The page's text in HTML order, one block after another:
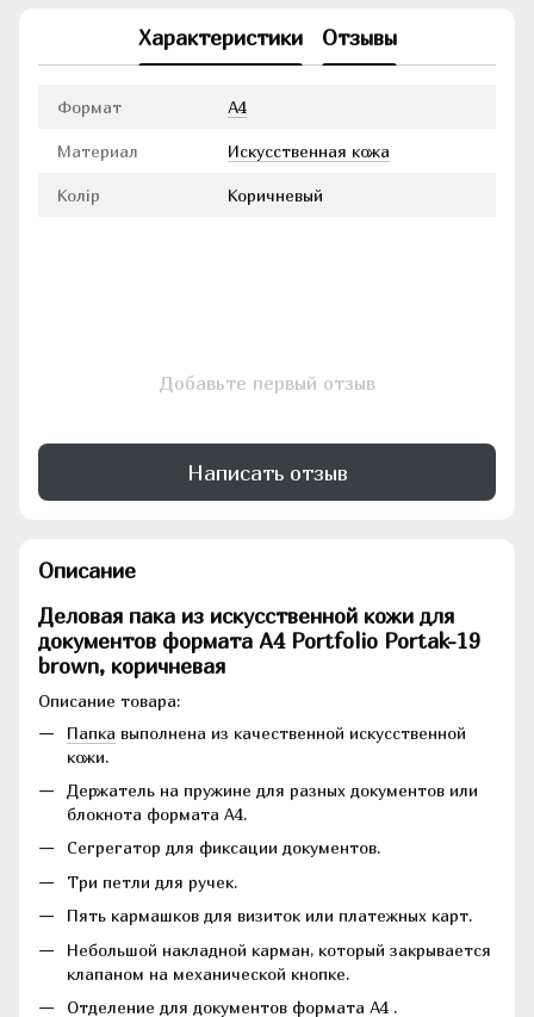
Характеристики Отзывы
Формат А4
Материал Искусственная кожа
Колір Коричневый
Добавьте первый отзыв
Написать отзыв
Описание
Деловая пака из искусственной кожи для
документов формата А4 Portfolio Portak-19
brown, коричневая
Описание товара:
Папка выполнена из качественной искусственной
кожи.
Держатель на пружине для разных документов или
блокнота формата A4.
Сегрегатор для фиксации документов.
Три петли для ручек.
Пять кармашков для визиток или платежных карт.
Небольшой накладной карман, который закрывается
клапаном на механической кнопке.
Отделение для документов формата А4 .